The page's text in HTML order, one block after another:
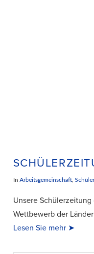
In Arbeitsgemeinschaft,
Unsere
Wettbewerb der
Lesen Sie mehr ➤